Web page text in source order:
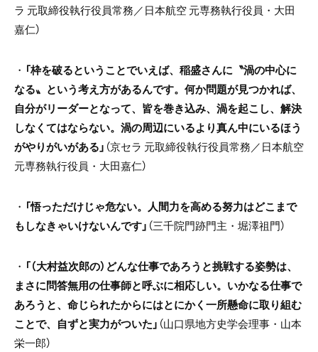
ラ 元取締役執行役員常務／日本航空 元専務執行役員・大田
嘉仁）
・ 「枠を破るということでいえば、稲盛さんに〝渦の中心に
なる〟という考え方があるんです。何か問題が見つかれば、
自分がリーダーとなって、皆を巻き込み、渦を起こし、解決
しなくてはならない。渦の周辺にいるより真ん中にいるほう
がやりがいがある」 （京セラ 元取締役執行役員常務／日本航空
元専務執行役員・大田嘉仁）
・ 「悟っただけじゃ危ない。人間力を高める努力はどこまで
もしなきゃいけないんです」 （三千院門跡門主・堀澤祖門）
・ 「（大村益次郎の）どんな仕事であろうと挑戦する姿勢は、
まさに問答無用の仕事師と呼ぶに相応しい。いかなる仕事で
あろうと、命じられたからにはとにかく一所懸命に取り組む
ことで、自ずと実力がついた」 （山口県地方史学会理事・山本
栄一郎）